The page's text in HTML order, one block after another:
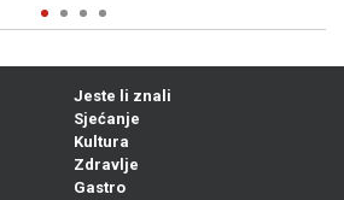
Jeste li znali
Sjećanje
Kultura
Zdravlje
Gastro